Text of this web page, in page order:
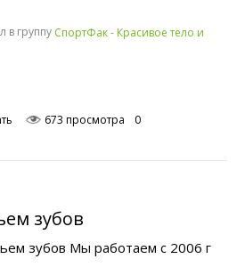
в группу СпортФак - Красивое тело и
673 просмотра 0
зубов
зубов Мы работаем с 2006 г